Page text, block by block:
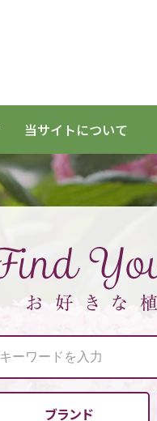
当サイトについて
ブランド